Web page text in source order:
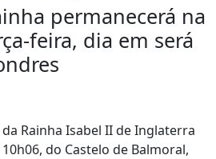
permanecerá na
feira, dia em será
Rainha Isabel II de Inglaterra
do Castelo de Balmoral,